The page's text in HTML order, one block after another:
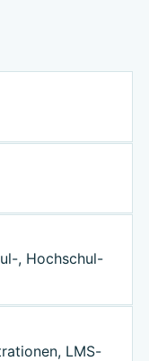
, Hochschul-
LMS-